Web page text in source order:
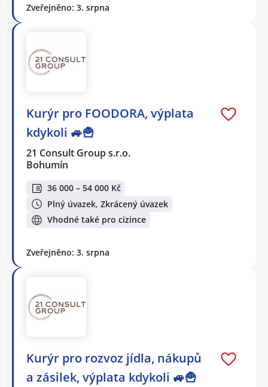
Zveřejněno: 3. srpna
Kurýr pro FOODORA, výplata
kdykoli 🚙🍟
21 Consult Group s.r.o.
Bohumín
36 000 – 54 000 Kč
Plný úvazek, Zkrácený úvazek
Vhodné také pro cizince
Zveřejněno: 3. srpna
Kurýr pro rozvoz jídla, nákupů
a zásilek, výplata kdykoli 🚙🍟